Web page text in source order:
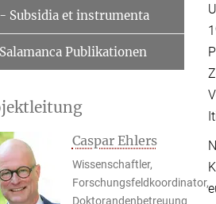
- Subsidia et instrumenta
Salamanca Publikationen
Caspar Ehlers
Wissenschaftler,
Forschungsfeldkoordinator,
Doktorandenbetreuung